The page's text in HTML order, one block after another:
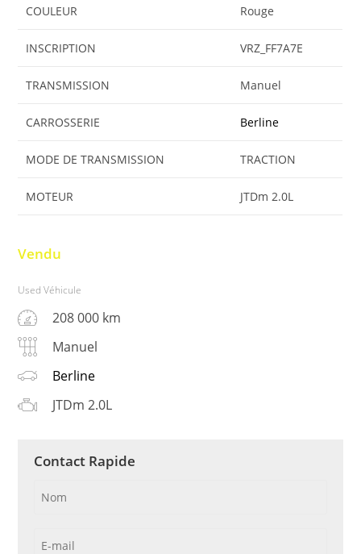
COULEUR Rouge
INSCRIPTION VRZ_FF7A7E
TRANSMISSION Manuel
CARROSSERIE Berline
MODE DE TRANSMISSION TRACTION
MOTEUR JTDm 2.0L
Vendu
Used Véhicule
208 000 km
Manuel
Berline
JTDm 2.0L
Contact Rapide